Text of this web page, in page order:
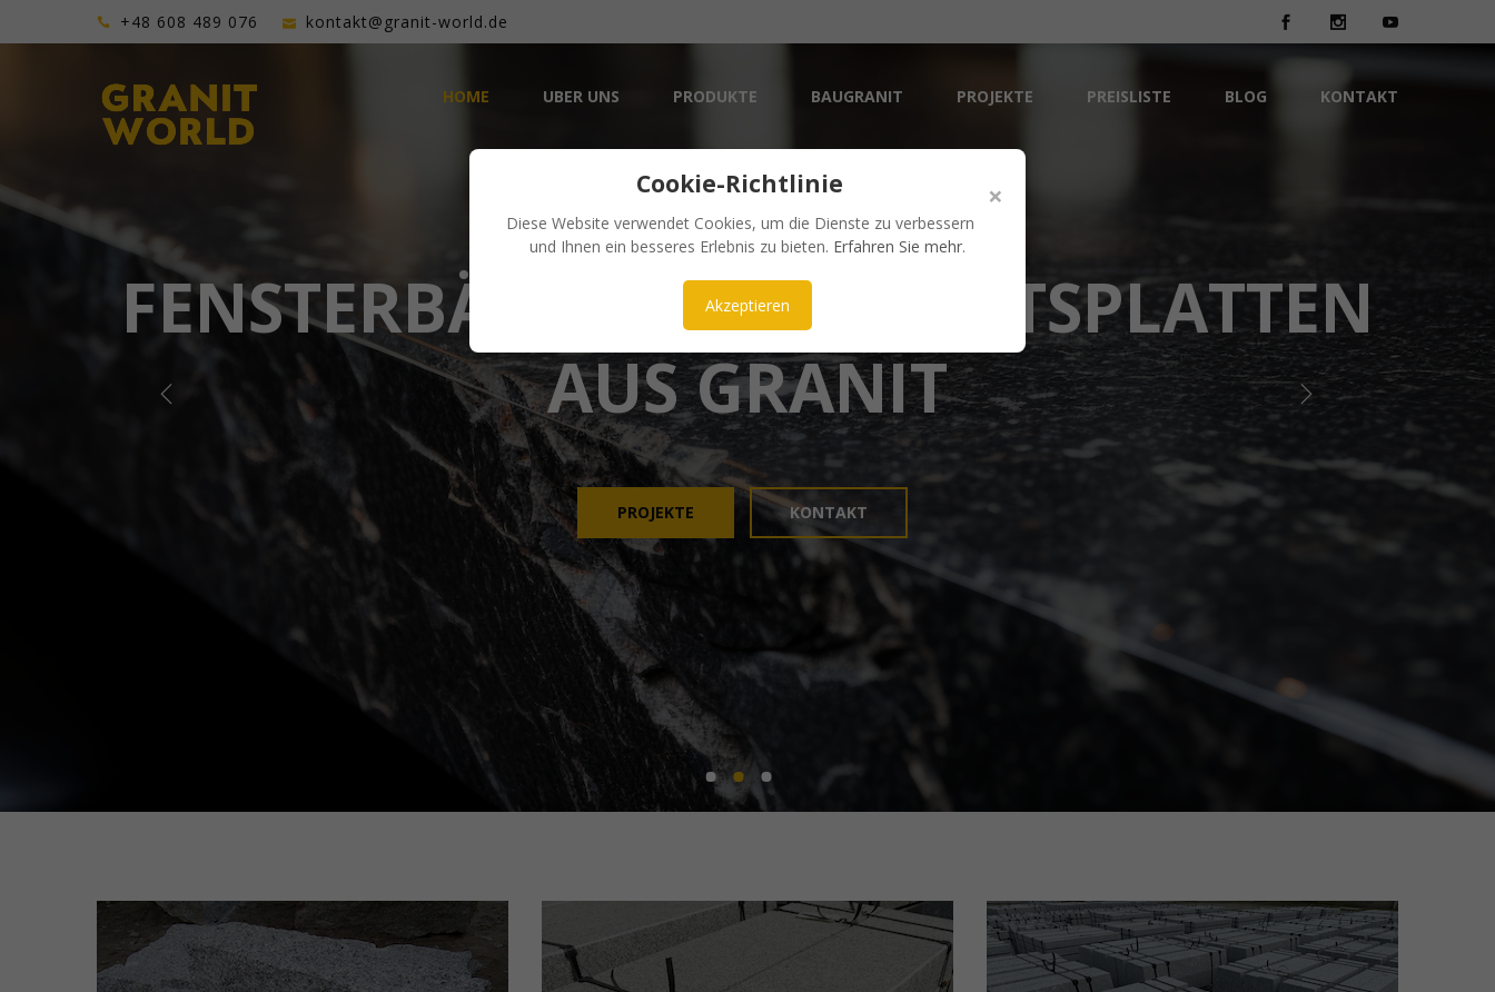
×
Cookie-Richtlinie
Diese Website verwendet Cookies, um die Dienste zu verbessern
und Ihnen ein besseres Erlebnis zu bieten. Erfahren Sie mehr.
Akzeptieren
+48 608 489 076 kontakt@granit-world.de
HOME UBER UNS PRODUKTE BAUGRANIT PROJEKTE PREISLISTE BLOG KONTAKT
ÄSTHETISCH UND ZEITLOS
FENSTERBÄNKE UND ARBEITSPLATTEN
AUS GRANIT
PROJEKTE KONTAKT